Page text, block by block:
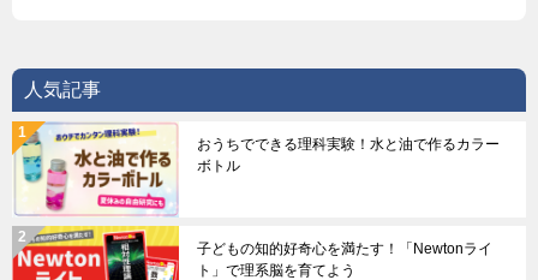
人気記事
おうちでできる理科実験！水と油で作るカラー
ボトル
子どもの知的好奇心を満たす！「Newtonライ
ト」で理系脳を育てよう